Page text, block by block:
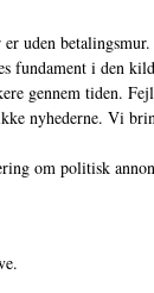
er uden
fundament i den
gennem tiden.
nyhederne. Vi
om politisk